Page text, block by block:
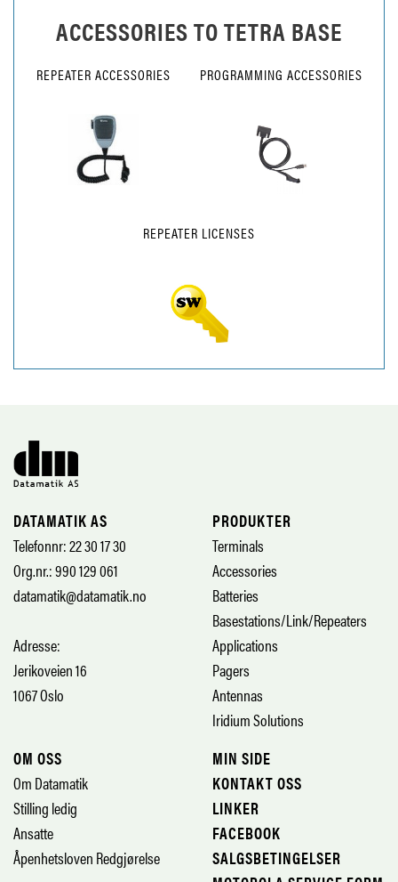
ACCESSORIES TOTETRA BASE
REPEATER ACCESSORIES PROGRAMMING ACCESSORIES
REPEATER LICENSES
DATAMATIK AS
Telefonnr: 22 30 17 30
Org.nr.: 990 129 061
datamatik@datamatik.no
Adresse:
Jerikoveien 16
1067 Oslo
PRODUKTER
Terminals
Accessories
Batteries
Basestations/Link/Repeaters
Applications
Pagers
Antennas
Iridium Solutions
OM OSS
Om Datamatik
Stilling ledig
Ansatte
Åpenhetsloven Redgjørelse
MIN SIDE
KONTAKT OSS
LINKER
FACEBOOK
SALGSBETINGELSER